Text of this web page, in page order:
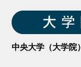
中央大学（大学院）